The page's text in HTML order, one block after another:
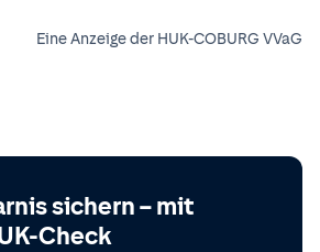
Eine Anzeige der HUK-COBURG VVaG
sichern – mit
Check